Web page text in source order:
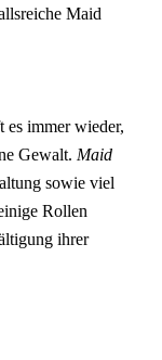
Maid
es immer wieder,
Gewalt. Maid
sowie viel
Rollen
ihrer